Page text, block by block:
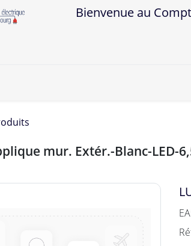
Bienvenue au
mur. Extér.-Blanc-LED-